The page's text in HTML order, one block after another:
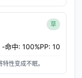
草
-命中: 100%PP: 10
性变成不眠。